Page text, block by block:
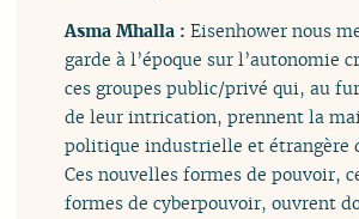
Asma Mhalla :Eisenhower nous
garde à l’époque sur l’autonomie
ces groupes public/privé qui, au
de leur intrication, prennent la
politique industrielle et étrangère
Ces nouvelles formes de pouvoir,
formes de cyberpouvoir, ouvrent